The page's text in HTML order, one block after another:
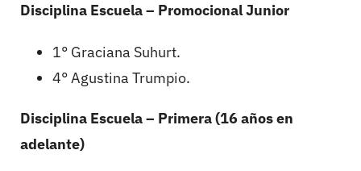
Disciplina Escuela – Promocional Junior
1° Graciana Suhurt.
4° Agustina Trumpio.
Disciplina Escuela – Primera (16 años en
adelante)